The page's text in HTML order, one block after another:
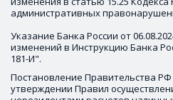
административных
Указание Банка России от
изменений в Инструкцию Банка
181-И".
Постановление Правительства РФ
утверждении Правил